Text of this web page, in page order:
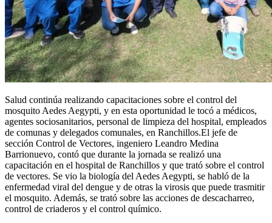
Salud continúa realizando capacitaciones sobre el control del
mosquito Aedes Aegypti, y en esta oportunidad le tocó a médicos,
agentes sociosanitarios, personal de limpieza del hospital, empleados
de comunas y delegados comunales, en Ranchillos.El jefe de
sección Control de Vectores, ingeniero Leandro Medina
Barrionuevo, contó que durante la jornada se realizó una
capacitación en el hospital de Ranchillos y que trató sobre el control
de vectores. Se vio la biología del Aedes Aegypti, se habló de la
enfermedad viral del dengue y de otras la virosis que puede trasmitir
el mosquito. Además, se trató sobre las acciones de descacharreo,
control de criaderos y el control químico.